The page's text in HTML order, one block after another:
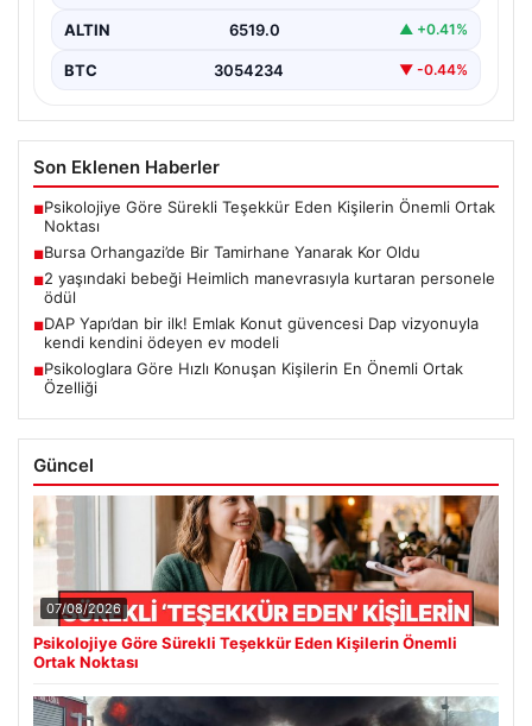
ALTIN 6519.0 ▲ +0.41%
BTC 3054234 ▼ -0.44%
Son Eklenen Haberler
■Psikolojiye Göre Sürekli Teşekkür Eden Kişilerin Önemli Ortak
Noktası
■Bursa Orhangazi’de Bir Tamirhane Yanarak Kor Oldu
■2 yaşındaki bebeği Heimlich manevrasıyla kurtaran personele
ödül
■DAP Yapı’dan bir ilk! Emlak Konut güvencesi Dap vizyonuyla
kendi kendini ödeyen ev modeli
■Psikologlara Göre Hızlı Konuşan Kişilerin En Önemli Ortak
Özelliği
Güncel
07/08/2026
Psikolojiye Göre Sürekli Teşekkür Eden Kişilerin Önemli
Ortak Noktası